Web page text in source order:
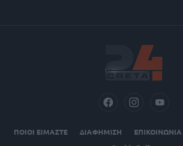
ΠΟΙΟΙ ΕΙΜΑΣΤΕ ΔΙΑΦΗΜΙΣΗ ΕΠΙΚΟΙΝΩΝΙΑ